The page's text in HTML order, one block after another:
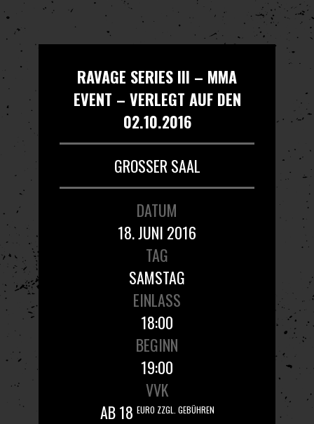
RAVAGE SERIES III – MMA
EVENT – VERLEGT AUF DEN
02.10.2016
GROSSER SAAL
DATUM
18. JUNI 2016
TAG
SAMSTAG
EINLASS
18:00
BEGINN
19:00
VVK
AB 18 EURO ZZGL. GEBÜHREN